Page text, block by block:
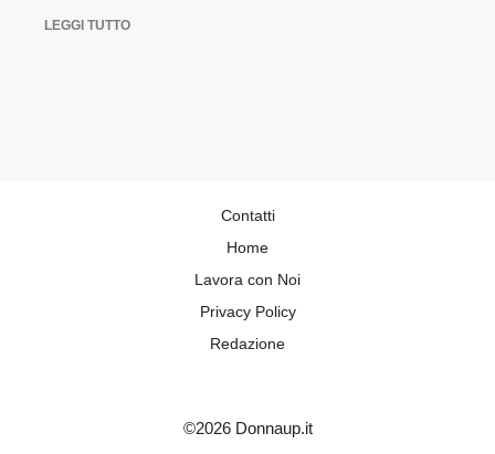
LEGGI TUTTO
Contatti
Home
Lavora con Noi
Privacy Policy
Redazione
©2026 Donnaup.it